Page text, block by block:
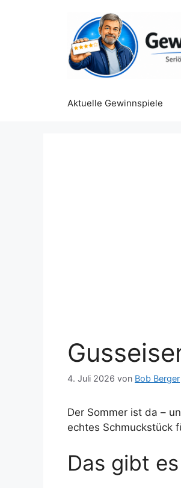
Aktuelle Gewinnspiele
4. Juli 2026 von Bob Berger
Der Sommer ist da –
echtes Schmuckstück
Das gibt